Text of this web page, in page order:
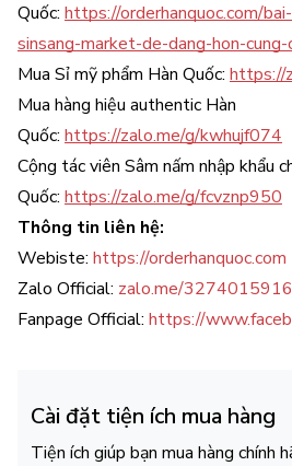
Quốc: https://orderhanquoc.com/
sinsang-market-de-dang-hon-
Mua Sỉ mỹ phẩm Hàn Quốc: https://
Mua hàng hiệu authentic Hàn
Quốc: https://zalo.me/g/kwhujf074
Cộng tác viên Sâm nấm nhập khẩu
Quốc: https://zalo.me/g/fcvznp950
Thông tin liên hệ:
Webiste: https://orderhanquoc.com
Zalo Official: zalo.me/
Fanpage Official: https://
Cài đặt tiện ích mua hàng
Tiện ích giúp bạn mua hàng chính